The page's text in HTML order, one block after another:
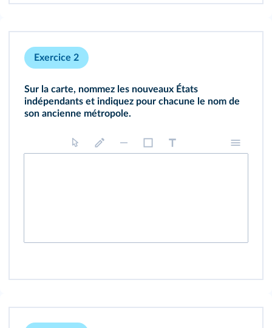
Exercice 2
Sur la carte, nommez les nouveaux États
indépendants et indiquez pour chacune le nom de
son ancienne métropole.